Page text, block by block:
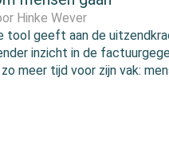
Hinke Wever
tool geeft aan de
inzicht in de
meer tijd voor zijn vak: